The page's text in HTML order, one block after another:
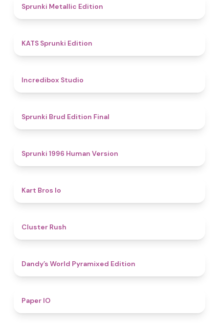
Sprunki Metallic Edition
KATS Sprunki Edition
Incredibox Studio
Sprunki Brud Edition Final
Sprunki 1996 Human Version
Kart Bros Io
Cluster Rush
Dandy’s World Pyramixed Edition
Paper IO